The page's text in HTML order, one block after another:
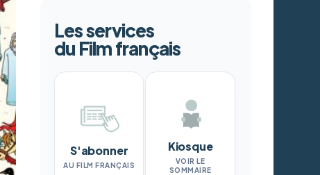
Les services
du Film français
S'abonner
AU FILM FRANÇAIS
Kiosque
VOIR LE
SOMMAIRE